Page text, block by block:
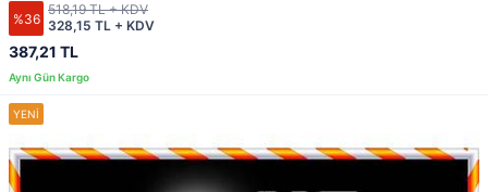
%36
387,21 TL
328,15 TL + KDV
518,19 TL + KDV